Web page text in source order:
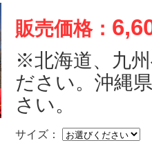
販売価格：
※北海道、九
ださい。沖縄
さい。
サイズ：